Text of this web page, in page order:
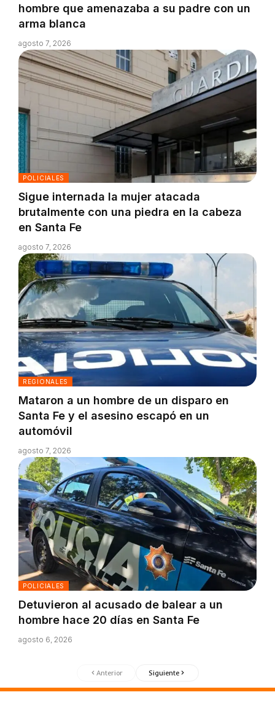
hombre que amenazaba a su padre con un
arma blanca
agosto 7, 2026
POLICIALES
Sigue internada la mujer atacada
brutalmente con una piedra en la cabeza
en Santa Fe
agosto 7, 2026
REGIONALES
Mataron a un hombre de un disparo en
Santa Fe y el asesino escapó en un
automóvil
agosto 7, 2026
POLICIALES
Detuvieron al acusado de balear a un
hombre hace 20 días en Santa Fe
agosto 6, 2026
Anterior Siguiente